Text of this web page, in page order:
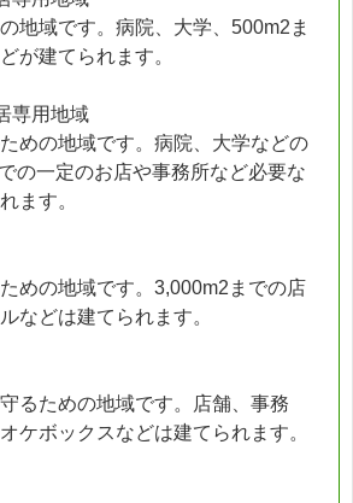
地域です。病院、大学、500m2ま
が建てられます。
専用地域
めの地域です。病院、大学などの
の一定のお店や事務所など必要な
ます。
めの地域です。3,000m2までの店
などは建てられます。
るための地域です。店舗、事務
ケボックスなどは建てられます。